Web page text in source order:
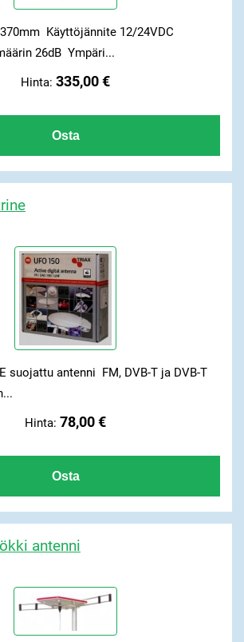
Käyttöjännite 12/24VDC
26dB Ympäri...
Hinta: 335,00 €
suojattu antenni FM, DVB-T ja DVB-T
Hinta: 78,00 €
antenni